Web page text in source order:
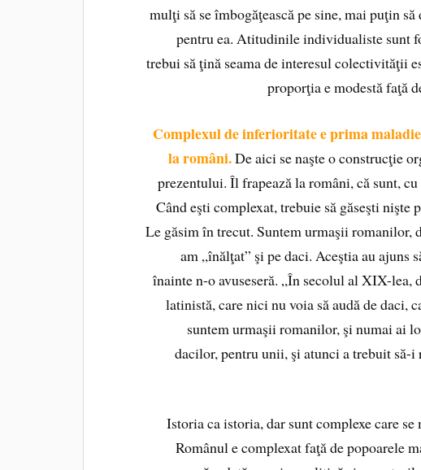
mulţi să se îmbogăţească pe sine, mai puţin
pentru ea. Atitudinile individualiste sunt
trebui să ţină seama de interesul colectivităţii
proporţia e modestă faţă
Complexul de inferioritate e prima
la români.De aici se naşte o construcţie
prezentului. Îl frapează la români, că sunt,
Când eşti complexat, trebuie să găseşti nişte
Le găsim în trecut. Suntem urmaşii romanilor,
am „înălţat” şi pe daci. Aceştia au ajuns
înainte n-o avuseseră. „În secolul al XIX-
latinistă, care nici nu voia să audă de daci,
suntem urmaşii romanilor, şi numai ai
dacilor, pentru unii, şi atunci a trebuit să-
Istoria ca istoria, dar sunt complexe care
Românul e complexat faţă de popoarele